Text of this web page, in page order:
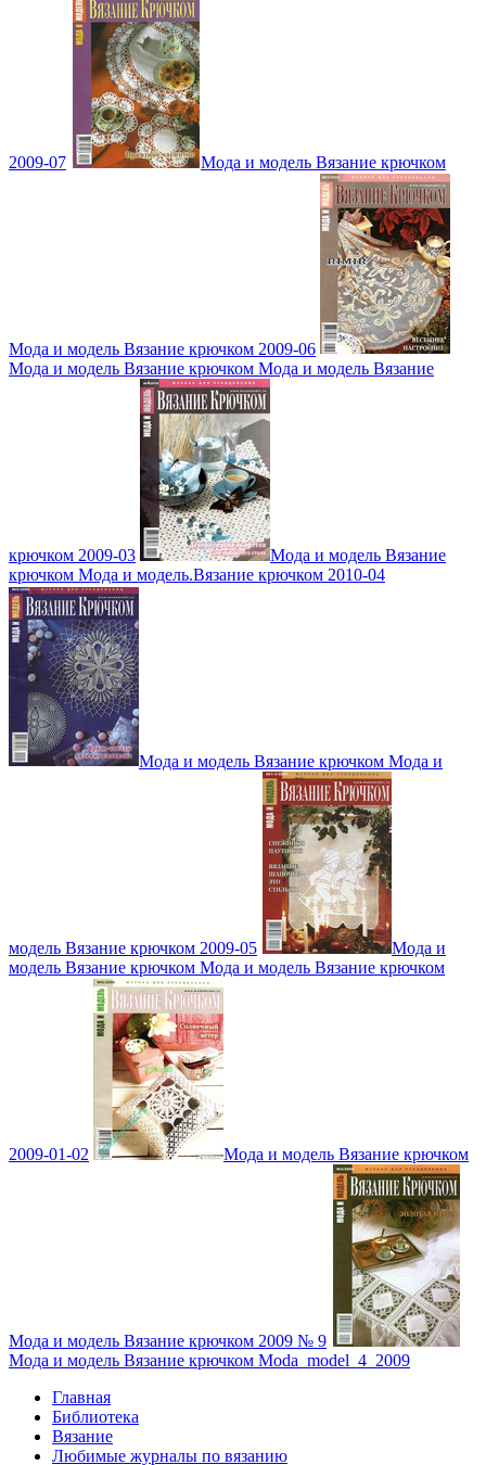
2009-07 Мода и модель Вязание крючком
Мода и модель Вязание крючком 2009-06
Мода и модель Вязание крючком Мода и модель Вязание
крючком 2009-03
Мода и модель Вязание
крючком Мода и модель.Вязание крючком 2010-04
Мода и модель Вязание крючком Мода и
модель Вязание крючком 2009-05
Мода и
модель Вязание крючком Мода и модель Вязание крючком
2009-01-02 Мода и модель Вязание крючком
Мода и модель Вязание крючком 2009 № 9
Мода и модель Вязание крючком Moda_model_4_2009
Главная
Библиотека
Вязание
Любимые журналы по вязанию